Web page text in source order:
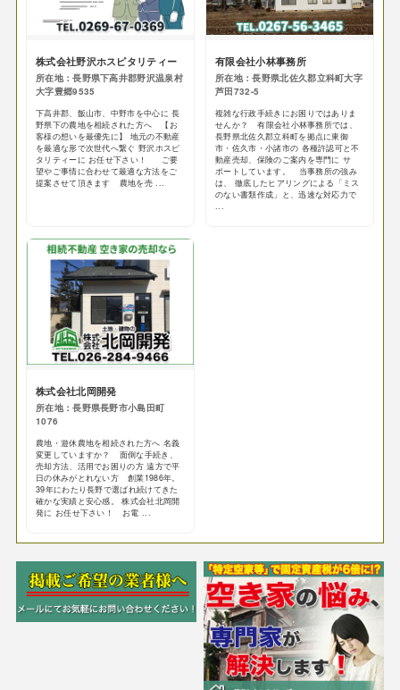
株式会社野沢ホスピタリティー
所在地：長野県下高井郡野沢温泉村
大字豊郷9535
下高井郡、飯山市、中野市を中心に 長
野県下の農地を相続された方へ 【お
客様の想いを最優先に】 地元の不動産
を最適な形で次世代へ繋ぐ 野沢ホスピ
タリティーに お任せ下さい！ ご要
望やご事情に合わせて最適な方法をご
提案させて頂きます 農地を売 ...
有限会社小林事務所
所在地：長野県北佐久郡立科町大字
芦田732-5
複雑な行政手続きにお困りではありま
せんか？ 有限会社小林事務所では、
長野県北佐久郡立科町を拠点に東御
市・佐久市・小諸市の 各種許認可と不
動産売却、保険のご案内を専門に サ
ポートしています。 当事務所の強み
は、 徹底したヒアリングによる「ミス
のない書類作成」と、迅速な対応力で
...
株式会社北岡開発
所在地：長野県長野市小島田町
1076
農地・遊休農地を相続された方へ 名義
変更していますか？ 面倒な手続き、
売却方法、活用でお困りの方 遠方で平
日の休みがとれない方 創業1986年。
39年にわたり長野で選ばれ続けてきた
確かな実績と安心感。 株式会社北岡開
発に お任せ下さい！ お電 ...